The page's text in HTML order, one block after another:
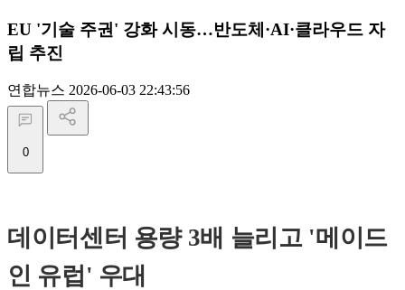
EU '기술 주권' 강화 시동…반도체·AI·클라우드 자
립 추진
연합뉴스 2026-06-03 22:43:56
0
데이터센터 용량 3배 늘리고 '메이드
인 유럽' 우대